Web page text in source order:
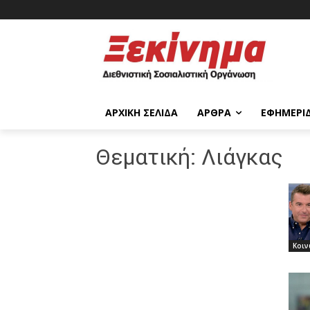
ΑΡΧΙΚΉ ΣΕΛΊΔΑ ΆΡΘΡΑ
Θεματική: Λιάγκας